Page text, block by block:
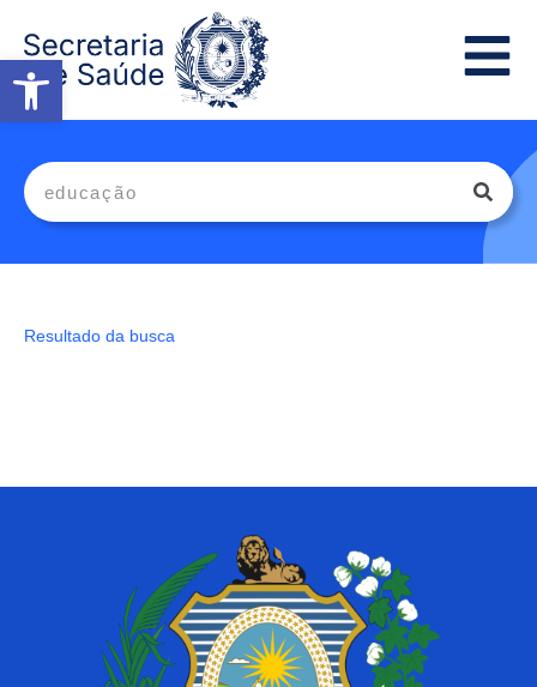
Abrir a barra de ferramentas
Resultado da busca